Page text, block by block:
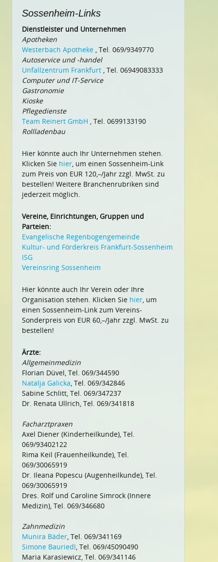
Sossenheim-Links
Dienstleister und Unternehmen
Apotheken
Westerbach Apotheke , Tel. 069/9349770
Autoservice und -handel
Unfallzentrum Frankfurt , Tel. 06949083333
Computer und IT-Service
Gastronomie
Kioske
Pflegedienste
Team Reinert GmbH , Tel. 0699133190
Rollladenbau
Hier könnte auch Ihr Unternehmen stehen.
Klicken Sie hier, um einen Sossenheim-Link
zum Preis von EUR 120,–/Jahr zzgl. MwSt. zu
bestellen! Weitere Branchenrubriken sind
jederzeit möglich.
Vereine, Einrichtungen, Gruppen und
Parteien:
Evangelische Regenbogengemeinde
Kultur- und Förderkreis Frankfurt-Sossenheim
ISG
Vereinsring Sossenheim
Hier könnte auch Ihr Verein oder Ihre
Organisation stehen. Klicken Sie hier, um
einen Sossenheim-Link zum Vereins-
Sonderpreis von EUR 60,–/Jahr zzgl. MwSt. zu
bestellen!
Ärzte:
Allgemeinmedizin
Florian Düvel, Tel. 069/344590
Natalja Galicka, Tel. 069/342846
Sabine Schlitt, Tel. 069/347237
Dr. Renata Ullrich, Tel. 069/341818
Facharztpraxen
Axel Diener (Kinderheilkunde), Tel.
069/93402122
Rima Keil (Frauenheilkunde), Tel.
069/30065919
Dr. Ileana Popescu (Augenheilkunde), Tel.
069/30065919
Dres. Rolf und Caroline Simrock (Innere
Medizin), Tel. 069/346680
Zahnmedizin
Munira Bäder, Tel. 069/341169
Simone Bauriedl, Tel. 069/45090490
Maria Karasiewicz, Tel. 069/341146